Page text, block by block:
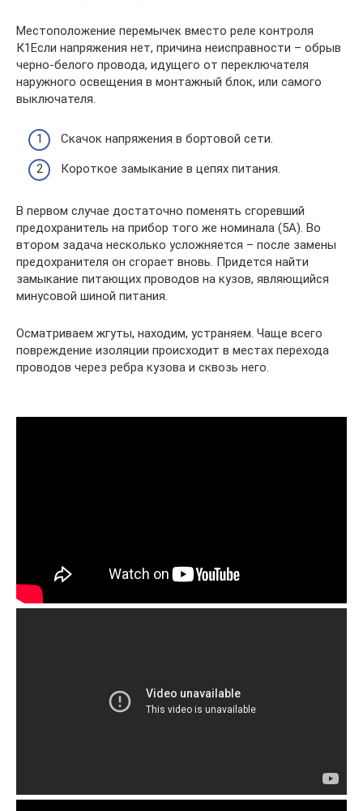
Местоположение перемычек вместо реле контроля
К1Если напряжения нет, причина неисправности – обрыв
черно-белого провода, идущего от переключателя
наружного освещения в монтажный блок, или самого
выключателя.
Скачок напряжения в бортовой сети.
Короткое замыкание в цепях питания.
В первом случае достаточно поменять сгоревший
предохранитель на прибор того же номинала (5А). Во
втором задача несколько усложняется – после замены
предохранителя он сгорает вновь. Придется найти
замыкание питающих проводов на кузов, являющийся
минусовой шиной питания.
Осматриваем жгуты, находим, устраняем. Чаще всего
повреждение изоляции происходит в местах перехода
проводов через ребра кузова и сквозь него.